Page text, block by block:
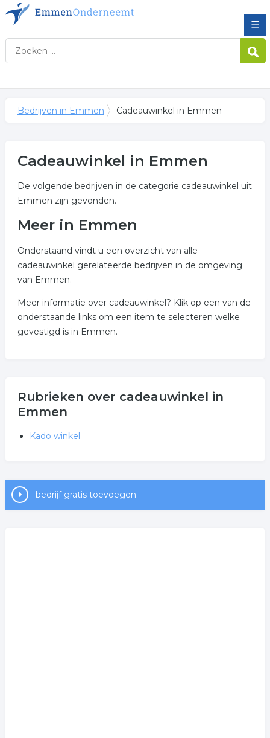
☰
Bedrijven in Emmen Cadeauwinkel in Emmen
Cadeauwinkel in Emmen
De volgende bedrijven in de categorie cadeauwinkel uit
Emmen zijn gevonden.
Meer in Emmen
Onderstaand vindt u een overzicht van alle
cadeauwinkel gerelateerde bedrijven in de omgeving
van Emmen.
Meer informatie over cadeauwinkel? Klik op een van de
onderstaande links om een item te selecteren welke
gevestigd is in Emmen.
Rubrieken over cadeauwinkel in
Emmen
Kado winkel
bedrijf gratis toevoegen